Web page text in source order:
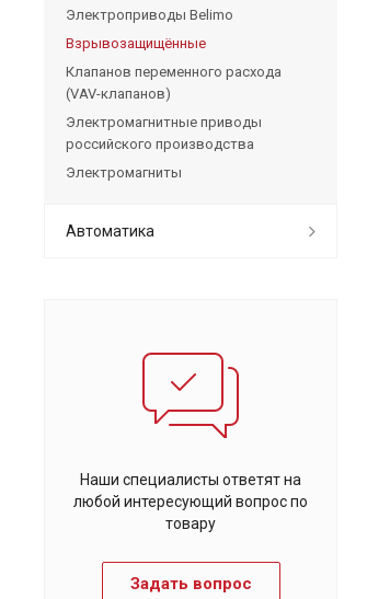
Электроприводы Belimo
Взрывозащищённые
Клапанов переменного расхода
(VAV-клапанов)
Электромагнитные приводы
российского производства
Электромагниты
Автоматика
Наши специалисты ответят на
любой интересующий вопрос по
товару
Задать вопрос